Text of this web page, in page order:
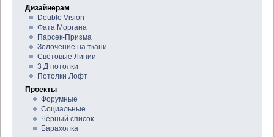
Дизайнерам
Double Vision
Фата Моргана
Парсек-Призма
Золочение на ткани
Световые Линии
3 Д потолки
Потолки Лофт
Проекты
Форумные
Социальные
Чёрный список
Барахолка